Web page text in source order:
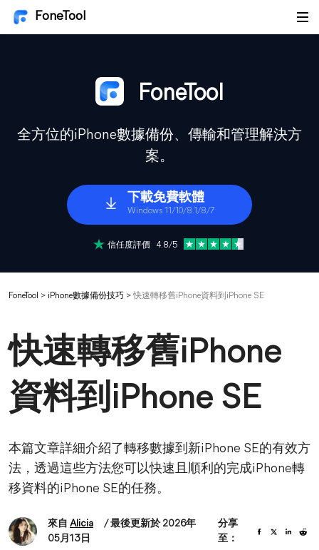
FoneTool
FoneTool
全方位的iPhone數據備份、傳輸和管理解決方
案。
下載免費軟體
Windows 11/10/8.1/8/7
信任度評價 4.8/5
FoneTool > iPhone數據備份技巧 > 快速轉移舊iPhone資料到iPhone SE
快速轉移舊iPhone
資料到iPhone SE
本篇文章詳細介紹了轉移數據到新iPhone SE的有效方
法，透過這些方法您可以快速且順利的完成iPhone轉
移資料的iPhone SE的任務。
來自 Alicia
/ 最後更新於 2026年
05月13日
分享
至：